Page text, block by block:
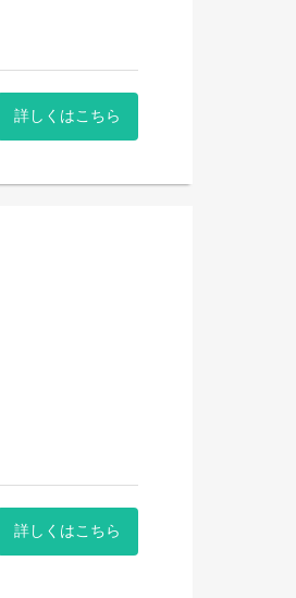
詳しくはこちら
詳しくはこちら